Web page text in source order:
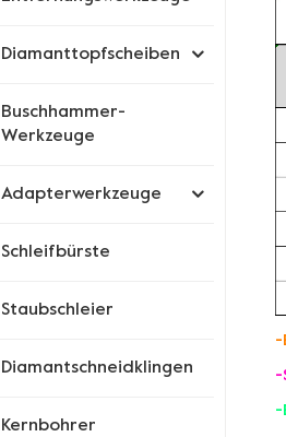
-
-
-
Diamanttopfscheiben
Buschhammer-
Werkzeuge
Adapterwerkzeuge
Schleifbürste
Staubschleier
Diamantschneidklingen
Kernbohrer